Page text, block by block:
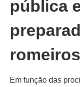
pública
Em função das